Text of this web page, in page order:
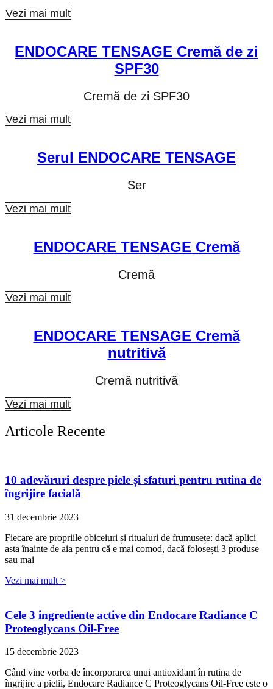
Vezi mai mult
ENDOCARE TENSAGE Cremă de zi
SPF30
Cremă de zi SPF30
Vezi mai mult
Serul ENDOCARE TENSAGE
Ser
Vezi mai mult
ENDOCARE TENSAGE Cremă
Cremă
Vezi mai mult
ENDOCARE TENSAGE Cremă
nutritivă
Cremă nutritivă
Vezi mai mult
Articole Recente
10 adevăruri despre piele și sfaturi pentru rutina de
îngrijire facială
31 decembrie 2023
Fiecare are propriile obiceiuri și ritualuri de frumusețe: dacă aplici
asta înainte de aia pentru că e mai comod, dacă folosești 3 produse
sau mai
Vezi mai mult >
Cele 3 ingrediente active din Endocare Radiance C
Proteoglycans Oil-Free
15 decembrie 2023
Când vine vorba de încorporarea unui antioxidant în rutina de
îngrijire a pielii, Endocare Radiance C Proteoglycans Oil-Free este o